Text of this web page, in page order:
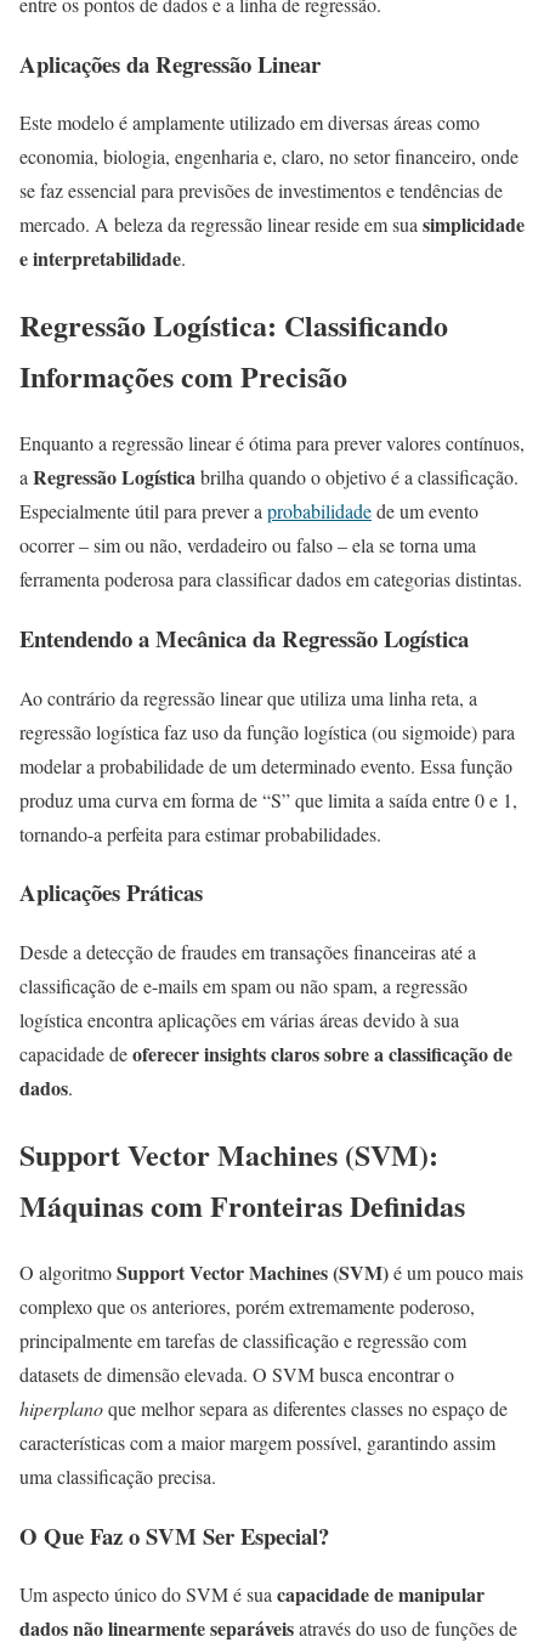
Aplicações da Regressão Linear
Este modelo é amplamente utilizado em diversas áreas como
economia, biologia, engenharia e, claro, no setor financeiro, onde
se faz essencial para previsões de investimentos e tendências de
mercado. A beleza da regressão linear reside em suasimplicidade
e interpretabilidade.
Regressão Logística: Classificando
Informações com Precisão
Enquanto a regressão linear é ótima para prever valores contínuos,
aRegressão Logísticabrilha quando o objetivo é a classificação.
Especialmente útil para prever aprobabilidadede um evento
ocorrer – sim ou não, verdadeiro ou falso – ela se torna uma
ferramenta poderosa para classificar dados em categorias distintas.
Entendendo a Mecânica da Regressão Logística
Ao contrário da regressão linear que utiliza uma linha reta, a
regressão logística faz uso da função logística (ou sigmoide) para
modelar a probabilidade de um determinado evento. Essa função
produz uma curva em forma de “S” que limita a saída entre 0 e 1,
tornando-a perfeita para estimar probabilidades.
Aplicações Práticas
Desde a detecção de fraudes em transações financeiras até a
classificação de e-mails em spam ou não spam, a regressão
logística encontra aplicações em várias áreas devido à sua
capacidade deoferecer insights claros sobre a classificação de
dados.
Support Vector Machines (SVM):
Máquinas com Fronteiras Definidas
O algoritmoSupport Vector Machines (SVM)é um pouco mais
complexo que os anteriores, porém extremamente poderoso,
principalmente em tarefas de classificação e regressão com
datasets de dimensão elevada. O SVM busca encontrar o
hiperplanoque melhor separa as diferentes classes no espaço de
características com a maior margem possível, garantindo assim
uma classificação precisa.
O Que Faz o SVM Ser Especial?
Um aspecto único do SVM é suacapacidade de manipular
dados não linearmente separáveisatravés do uso de funções de